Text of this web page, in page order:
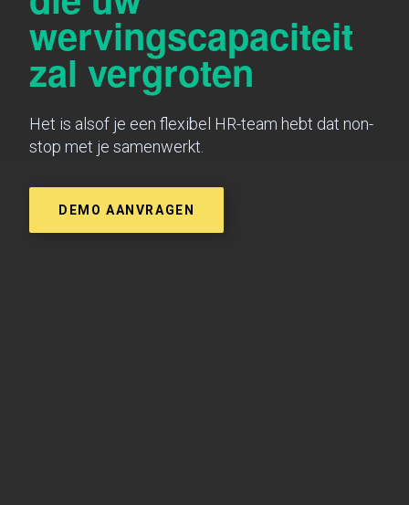
wervingscapaciteit
zal vergroten
Het is alsof je een flexibel HR-team hebt dat non-
stop met je samenwerkt.
DEMO AANVRAGEN